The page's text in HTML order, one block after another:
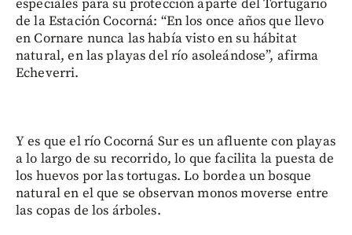
especiales para su protección aparte del Tortugario
de la Estación Cocorná: “En los once años que llevo
en Cornare nunca las había visto en su hábitat
natural, en las playas del río asoleándose”, afirma
Echeverri.
Y es que el río Cocorná Sur es un afluente con playas
a lo largo de su recorrido, lo que facilita la puesta de
los huevos por las tortugas. Lo bordea un bosque
natural en el que se observan monos moverse entre
las copas de los árboles.